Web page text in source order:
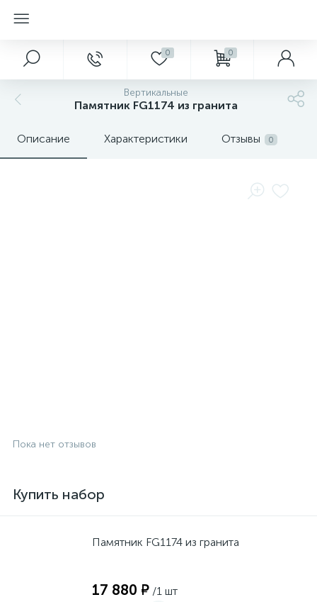
0 0
Вертикальные
Памятник FG1174 из гранита
Описание Характеристики Отзывы 0
Пока нет отзывов
Купить набор
Памятник FG1174 из гранита
17 880 ₽ /1 шт